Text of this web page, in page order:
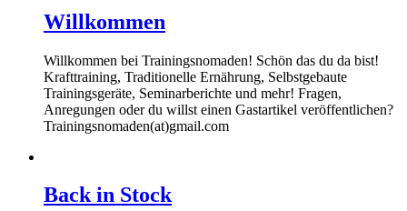
Willkommen
Willkommen bei Trainingsnomaden! Schön das du da bist!
Krafttraining, Traditionelle Ernährung, Selbstgebaute
Trainingsgeräte, Seminarberichte und mehr! Fragen,
Anregungen oder du willst einen Gastartikel veröffentlichen?
Trainingsnomaden(at)gmail.com
Back in Stock